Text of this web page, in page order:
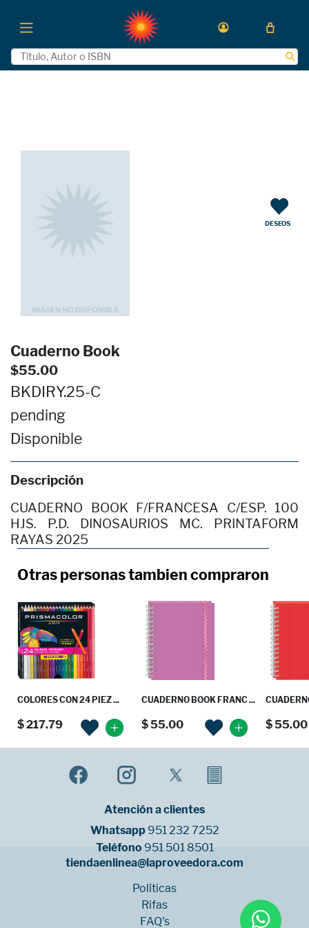
Cuaderno Book
$55.00
BKDIRY.25-C
pending
Disponible
Descripción
DESEOS
CUADERNO BOOK F/FRANCESA C/ESP. 100
HJS. P.D. DINOSAURIOS MC. PRINTAFORM
RAYAS 2025
Otras personas tambien compraron
COLORES CON 24 PIEZ ...
$ 217.79
CUADERNO BOOK FRANC ...
$ 55.00 $ 55.00
Atención a clientes
Whatsapp 951 232 7252
Teléfono 951 501 8501
tiendaenlinea@laproveedora.com
Políticas
Rifas
FAQ's